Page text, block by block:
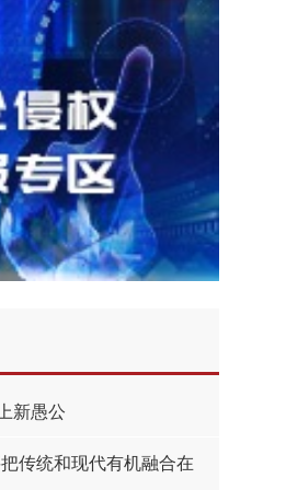
新愚公
传统和现代有机融合在